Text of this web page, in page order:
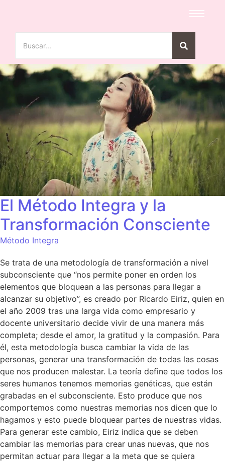
El Método Integra y la
Transformación Consciente
Método Integra
Se trata de una metodología de transformación a nivel
subconsciente que “nos permite poner en orden los
elementos que bloquean a las personas para llegar a
alcanzar su objetivo”, es creado por Ricardo Eiriz, quien en
el año 2009 tras una larga vida como empresario y
docente universitario decide vivir de una manera más
completa; desde el amor, la gratitud y la compasión. Para
él, esta metodología busca cambiar la vida de las
personas, generar una transformación de todas las cosas
que nos producen malestar. La teoría define que todos los
seres humanos tenemos memorias genéticas, que están
grabadas en el subconsciente. Esto produce que nos
comportemos como nuestras memorias nos dicen que lo
hagamos y esto puede bloquear partes de nuestras vidas.
Para generar este cambio, Eiriz indica que se deben
cambiar las memorias para crear unas nuevas, que nos
permitan actuar para llegar a la meta que se quiera